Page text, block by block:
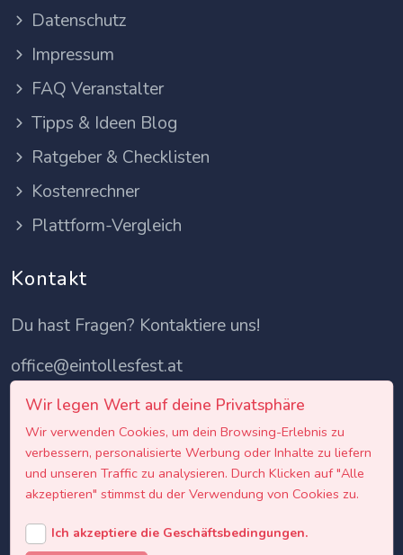
Datenschutz
Impressum
FAQ Veranstalter
Tipps & Ideen Blog
Ratgeber & Checklisten
Kostenrechner
Plattform-Vergleich
Kontakt
Du hast Fragen? Kontaktiere uns!
office@eintollesfest.at
Wir legen Wert auf deine Privatsphäre
Wir verwenden Cookies, um dein Browsing-Erlebnis zu
verbessern, personalisierte Werbung oder Inhalte zu liefern
und unseren Traffic zu analysieren. Durch Klicken auf "Alle
akzeptieren" stimmst du der Verwendung von Cookies zu.
Ich akzeptiere die Geschäftsbedingungen.